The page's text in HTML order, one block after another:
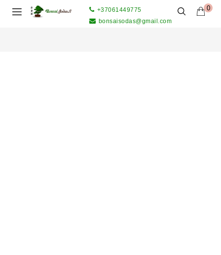
0
+37061449775
bonsaisodas@gmail.com